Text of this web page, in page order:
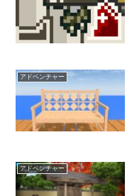
アドベンチャー
アドベンチャー